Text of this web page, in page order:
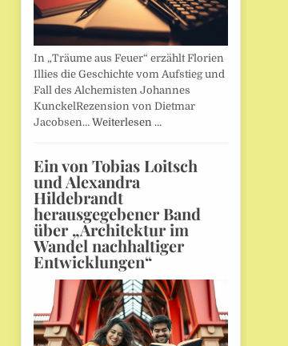
In „Träume aus Feuer“ erzählt Florien
Illies die Geschichte vom Aufstieg und
Fall des Alchemisten Johannes
KunckelRezension von Dietmar
Jacobsen… Weiterlesen …
Ein von Tobias Loitsch
und Alexandra
Hildebrandt
herausgegebener Band
über „Architektur im
Wandel nachhaltiger
Entwicklungen“